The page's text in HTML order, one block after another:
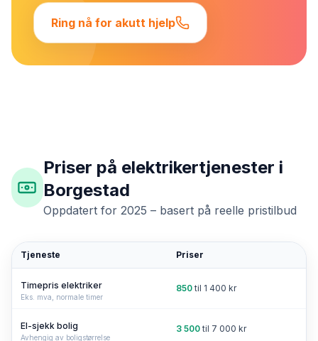
Ring nå for akutt hjelp
Priser på elektrikertjenester i
Borgestad
Oppdatert for 2025 – basert på reelle pristilbud
Tjeneste Priser
Timepris elektriker
Eks. mva, normale timer
850 til 1 400 kr
El-sjekk bolig
Avhengig av boligstørrelse
3 500 til 7 000 kr